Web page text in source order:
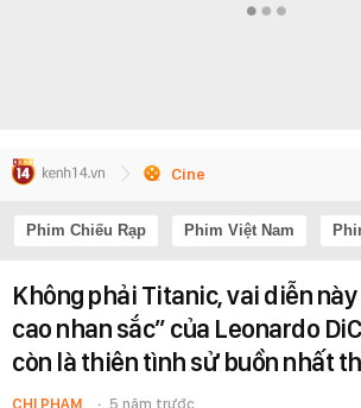
Cine
Phim Chiếu Rạp Phim Việt Nam
Không phải Titanic, vai diễn
cao nhan sắc” của Leonardo
còn là thiên tình sử buồn nhất
CHI PHẠM 5 năm trước